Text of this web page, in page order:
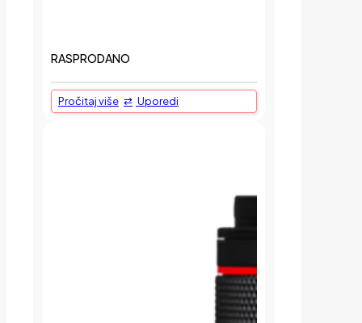
RASPRODANO
Pročitaj više Uporedi